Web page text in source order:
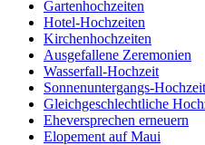
Gartenhochzeiten
Hotel-Hochzeiten
Kirchenhochzeiten
Ausgefallene Zeremonien
Wasserfall-Hochzeit
Sonnenuntergangs-Hochzeit
Gleichgeschlechtliche
Eheversprechen erneuern
Elopement auf Maui